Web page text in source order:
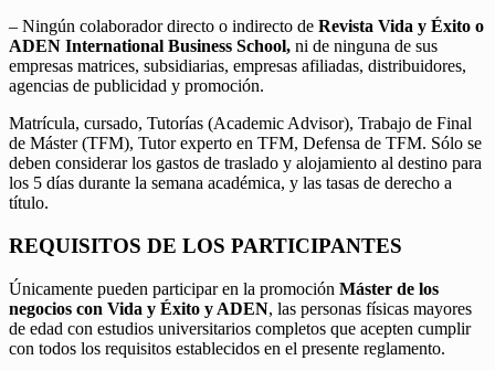
– Ningún colaborador directo o indirecto de Revista Vida y Éxito o
ADEN International Business School, ni de ninguna de sus
empresas matrices, subsidiarias, empresas afiliadas, distribuidores,
agencias de publicidad y promoción.
Matrícula, cursado, Tutorías (Academic Advisor), Trabajo de Final
de Máster (TFM), Tutor experto en TFM, Defensa de TFM. Sólo se
deben considerar los gastos de traslado y alojamiento al destino para
los 5 días durante la semana académica, y las tasas de derecho a
título.
REQUISITOS DE LOS PARTICIPANTES
Únicamente pueden participar en la promoción Máster de los
negocios con Vida y Éxito y ADEN, las personas físicas mayores
de edad con estudios universitarios completos que acepten cumplir
con todos los requisitos establecidos en el presente reglamento.